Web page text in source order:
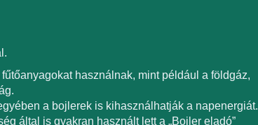
használnak, mint például a földgáz,
a bojlerek is kihasználhatják a napenergiát.
által is gyakran használt lett a „Bojler eladó”